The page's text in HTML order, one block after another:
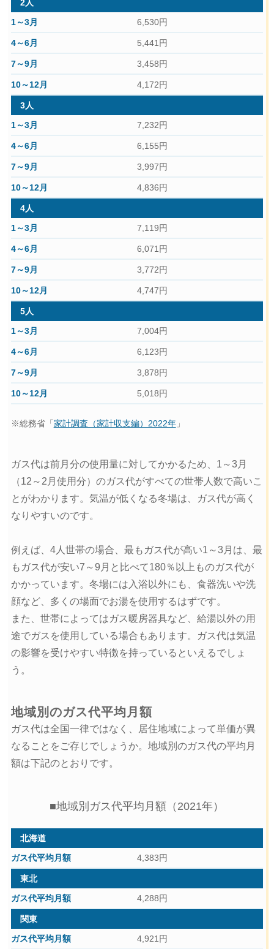
2人
6,530円
5,441円
3,458円
4,172円
3人
7,232円
6,155円
3,997円
4,836円
4人
7,119円
6,071円
3,772円
4,747円
5人
7,004円
6,123円
3,878円
5,018円
※総務省「 家計調査（家計収支編）2022年」
ガス代は前月分の使用量に対してかかるため、1～3月
（12～2月使用分）のガス代がすべての世帯人数で高いこ
とがわかります。気温が低くなる冬場は、ガス代が高く
なりやすいのです。
例えば、4人世帯の場合、最もガス代が高い1～3月は、最
もガス代が安い7～9月と比べて180％以上ものガス代が
かかっています。冬場には入浴以外にも、食器洗いや洗
顔など、多くの場面でお湯を使用するはずです。
また、世帯によってはガス暖房器具など、給湯以外の用
途でガスを使用している場合もあります。ガス代は気温
の影響を受けやすい特徴を持っているといえるでしょ
う。
地域別のガス代平均月額
ガス代は全国一律ではなく、居住地域によって単価が異
なることをご存じでしょうか。地域別のガス代の平均月
額は下記のとおりです。
■地域別ガス代平均月額（2021年）
北海道
4,383円
東北
4,288円
関東
4,921円